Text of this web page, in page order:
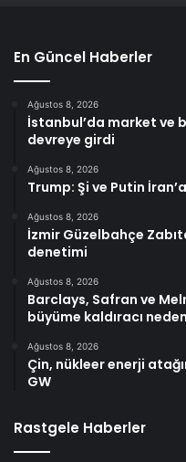
En Güncel Haberler
Ağustos 8, 2026
İstanbul’da market ve
devreye girdi
Ağustos 8, 2026
Trump: Şi ve Putin
Ağustos 8, 2026
İzmir Güzelbahçe
denetimi
Ağustos 8, 2026
Barclays, Safran ve
büyüme kaldıracı
Ağustos 8, 2026
Çin, nükleer enerji
GW
Rastgele Haberler